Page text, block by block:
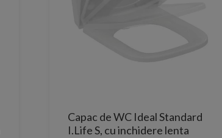
Capac de WC Ideal Standard
I.Life S, cu inchidere lenta